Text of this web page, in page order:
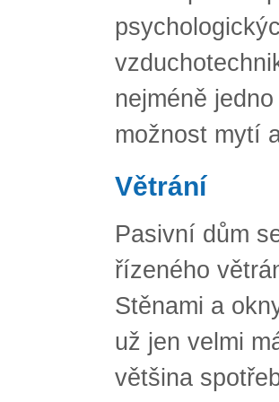
nejméně
možnost mytí
Větrání
Pasivní dům
řízeného
Stěnami a
už jen velmi
většina